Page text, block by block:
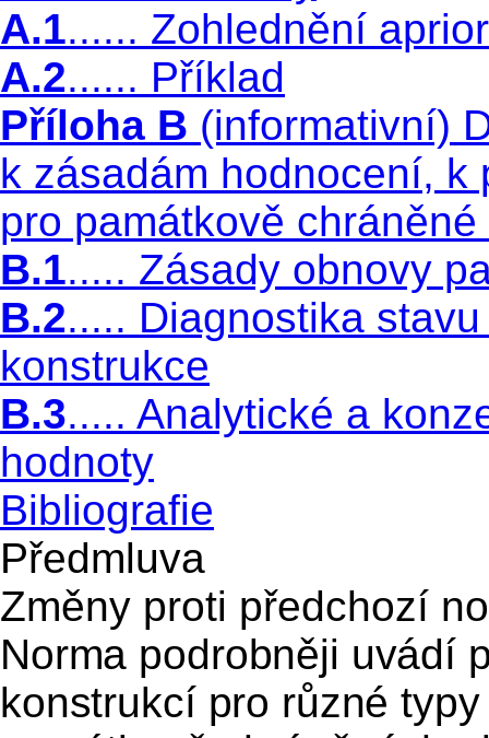
A.1...... Zohlednění
A.2...... Příklad
Příloha B (informativní)
k zásadám hodnocení, k
pro památkově
B.1..... Zásady obnovy
B.2..... Diagnostika
konstrukce
B.3..... Analytické a
hodnoty
Bibliografie
Předmluva
Změny proti předchozí
Norma podrobněji uvádí
konstrukcí pro různé